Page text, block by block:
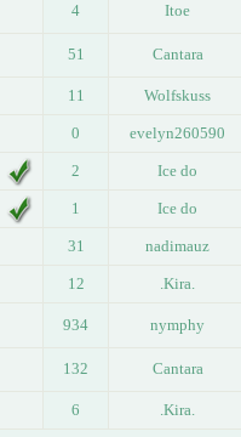
4 Itoe
51 Cantara
11 Wolfskuss
0 evelyn260590
2 Ice do
1 Ice do
31 nadimauz
12 .Kira.
934 nymphy
132 Cantara
6 .Kira.